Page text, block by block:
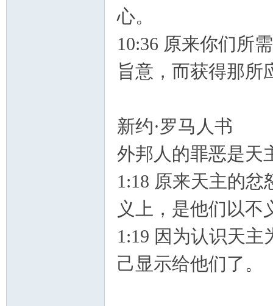
心。
10:36 原来你们所
旨意，而获得那所
新约·罗马人书
外邦人的罪恶是
1:18 原来天主的
义上，是他们以不
1:19 因为认识天
己显示给他们了。